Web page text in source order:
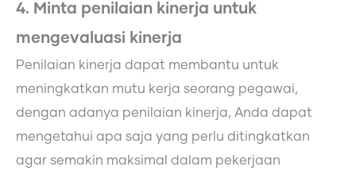
4. Minta penilaian kinerja untuk
mengevaluasi kinerja
Penilaian kinerja dapat membantu untuk
meningkatkan mutu kerja seorang pegawai,
dengan adanya penilaian kinerja, Anda dapat
mengetahui apa saja yang perlu ditingkatkan
agar semakin maksimal dalam pekerjaan